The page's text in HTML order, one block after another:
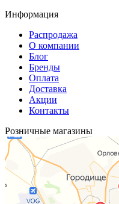
Информация
Распродажа
О компании
Блог
Бренды
Оплата
Доставка
Акции
Контакты
Розничные магазины